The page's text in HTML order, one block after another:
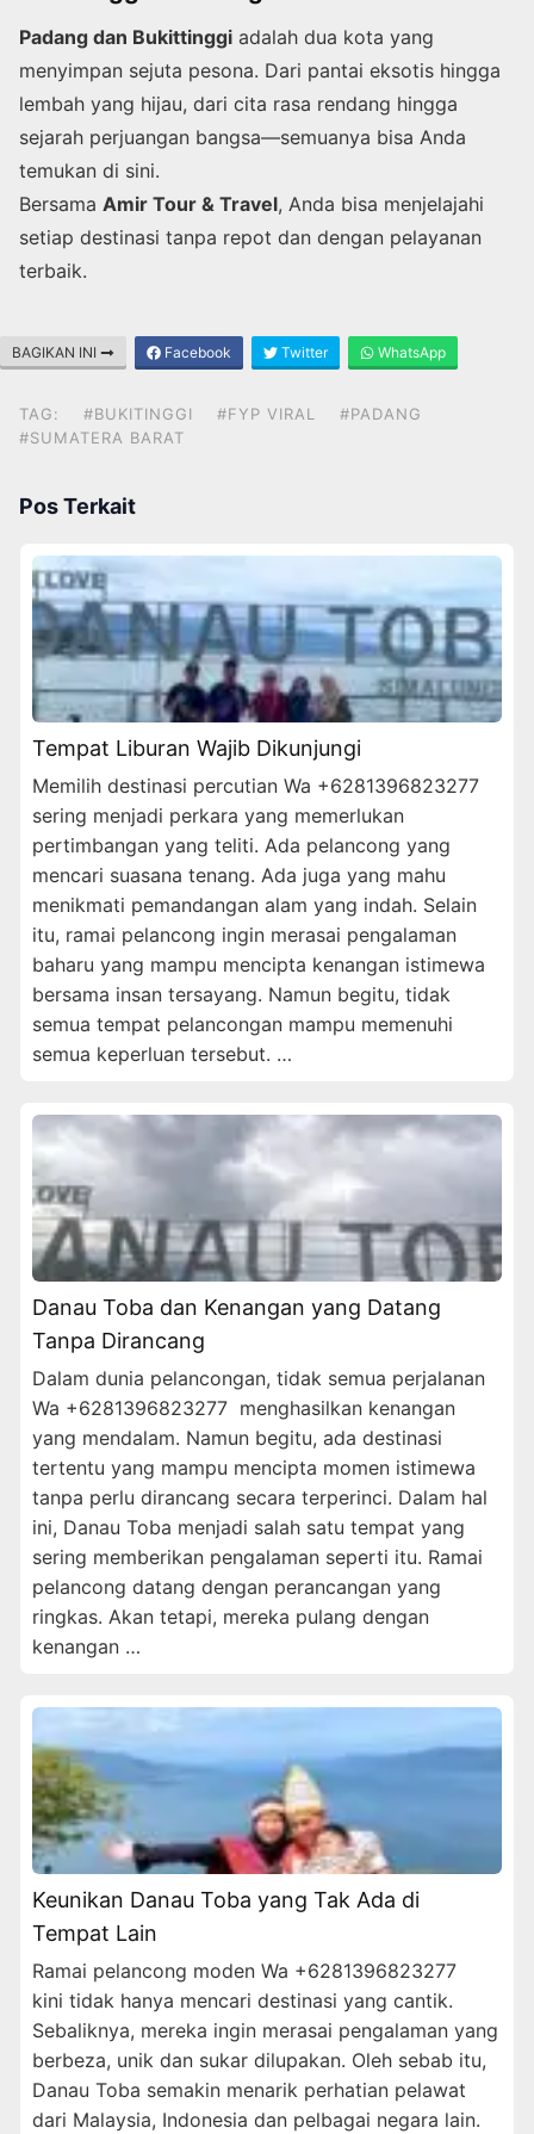
Padang dan Bukittinggi adalah dua kota yang
menyimpan sejuta pesona. Dari pantai eksotis hingga
lembah yang hijau, dari cita rasa rendang hingga
sejarah perjuangan bangsa—semuanya bisa Anda
temukan di sini.
Bersama Amir Tour & Travel, Anda bisa menjelajahi
setiap destinasi tanpa repot dan dengan pelayanan
terbaik.
BAGIKAN INI Facebook Twitter WhatsApp
TAG: #BUKITINGGI #FYP VIRAL
#PADANG
#SUMATERA BARAT
Pos Terkait
Tempat Liburan Wajib Dikunjungi
Memilih destinasi percutian Wa +6281396823277
sering menjadi perkara yang memerlukan
pertimbangan yang teliti. Ada pelancong yang
mencari suasana tenang. Ada juga yang mahu
menikmati pemandangan alam yang indah. Selain
itu, ramai pelancong ingin merasai pengalaman
baharu yang mampu mencipta kenangan istimewa
bersama insan tersayang. Namun begitu, tidak
semua tempat pelancongan mampu memenuhi
semua keperluan tersebut. …
Danau Toba dan Kenangan yang Datang
Tanpa Dirancang
Dalam dunia pelancongan, tidak semua perjalanan
Wa +6281396823277 menghasilkan kenangan
yang mendalam. Namun begitu, ada destinasi
tertentu yang mampu mencipta momen istimewa
tanpa perlu dirancang secara terperinci. Dalam hal
ini, Danau Toba menjadi salah satu tempat yang
sering memberikan pengalaman seperti itu. Ramai
pelancong datang dengan perancangan yang
ringkas. Akan tetapi, mereka pulang dengan
kenangan …
Keunikan Danau Toba yang Tak Ada di
Tempat Lain
Ramai pelancong moden Wa +6281396823277
kini tidak hanya mencari destinasi yang cantik.
Sebaliknya, mereka ingin merasai pengalaman yang
berbeza, unik dan sukar dilupakan. Oleh sebab itu,
Danau Toba semakin menarik perhatian pelawat
dari Malaysia, Indonesia dan pelbagai negara lain.